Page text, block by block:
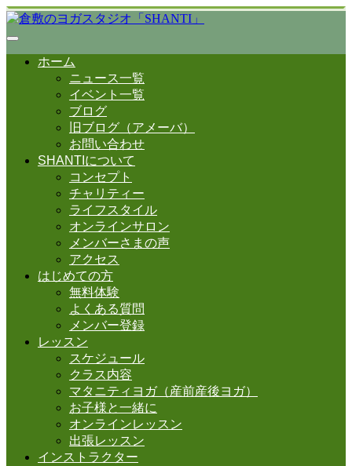
ホーム
ニュース一覧
イベント一覧
ブログ
旧ブログ（アメーバ）
お問い合わせ
SHANTIについて
コンセプト
チャリティー
ライフスタイル
オンラインサロン
メンバーさまの声
アクセス
はじめての方
無料体験
よくある質問
メンバー登録
レッスン
スケジュール
クラス内容
マタニティヨガ（産前産後ヨガ）
お子様と一緒に
オンラインレッスン
出張レッスン
インストラクター